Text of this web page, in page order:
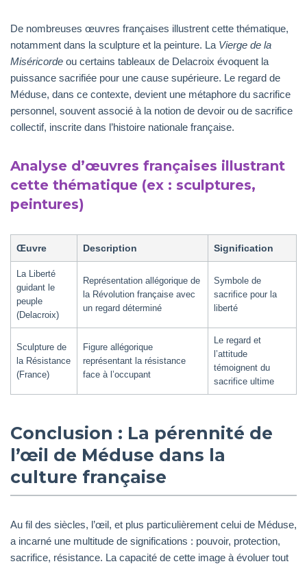
De nombreuses œuvres françaises illustrent cette thématique,
notamment dans la sculpture et la peinture. La Vierge de la
Miséricorde ou certains tableaux de Delacroix évoquent la
puissance sacrifiée pour une cause supérieure. Le regard de
Méduse, dans ce contexte, devient une métaphore du sacrifice
personnel, souvent associé à la notion de devoir ou de sacrifice
collectif, inscrite dans l’histoire nationale française.
Analyse d’œuvres françaises illustrant
cette thématique (ex : sculptures,
peintures)
Œuvre Description Signification
La Liberté
guidant le
peuple
(Delacroix)
Représentation allégorique de
la Révolution française avec
un regard déterminé
Symbole de
sacrifice pour la
liberté
Sculpture de
la Résistance
(France)
Figure allégorique
représentant la résistance
face à l’occupant
Le regard et
l’attitude
témoignent du
sacrifice ultime
Conclusion : La pérennité de
l’œil de Méduse dans la
culture française
Au fil des siècles, l’œil, et plus particulièrement celui de Méduse,
a incarné une multitude de significations : pouvoir, protection,
sacrifice, résistance. La capacité de cette image à évoluer tout